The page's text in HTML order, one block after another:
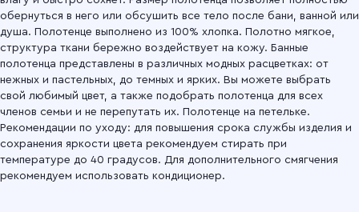
обернуться в него или обсушить все тело после бани, ванной или
душа. Полотенце выполнено из 100% хлопка. Полотно мягкое,
структура ткани бережно воздействует на кожу. Банные
полотенца представлены в различных модных расцветках: от
нежных и пастельных, до темных и ярких. Вы можете выбрать
свой любимый цвет, а также подобрать полотенца для всех
членов семьи и не перепутать их. Полотенце на петельке.
Рекомендации по уходу: для повышения срока службы изделия и
сохранения яркости цвета рекомендуем стирать при
температуре до 40 градусов. Для дополнительного смягчения
рекомендуем использовать кондиционер.